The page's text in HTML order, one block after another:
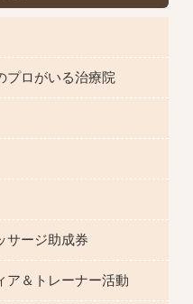
プロがいる治療院
サージ助成券
ア＆トレーナー活動